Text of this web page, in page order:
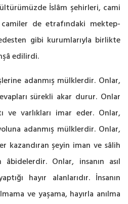
İslâm şehirleri, cami
de etrafındaki mektep-
gibi kurumlarıyla birlikte
edilirdi.
adanmış mülklerdir. Onlar,
sürekli akar durur. Onlar
ve varlıkları imar eder. Onlar,
adanmış mülklerdir. Onlar,
kazandıran şeyin iman ve sâlih
Onlar, insanın asıl
hayır alanlarıdır. İnsanın
ve yaşama, hayırla anılma